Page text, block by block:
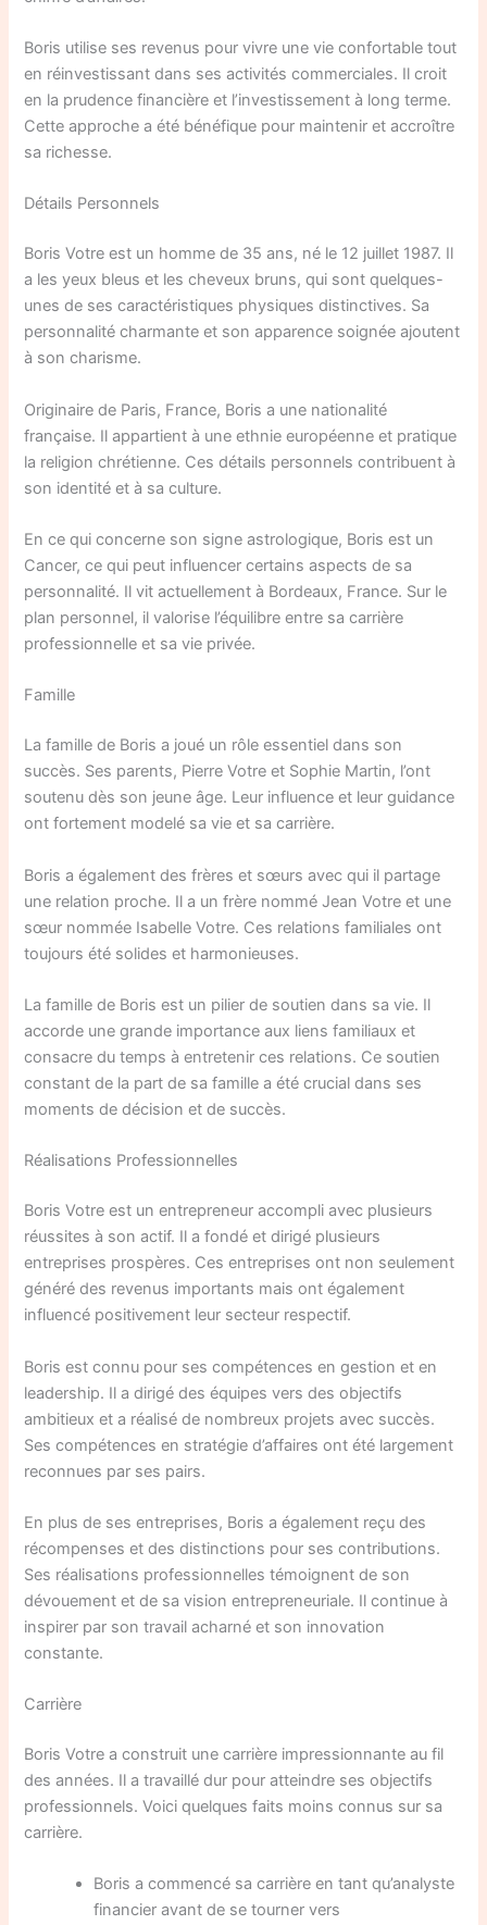
Boris utilise ses revenus pour vivre une vie confortable tout
en réinvestissant dans ses activités commerciales. Il croit
en la prudence financière et l’investissement à long terme.
Cette approche a été bénéfique pour maintenir et accroître
sa richesse.
Détails Personnels
Boris Votre est un homme de 35 ans, né le 12 juillet 1987. Il
a les yeux bleus et les cheveux bruns, qui sont quelques-
unes de ses caractéristiques physiques distinctives. Sa
personnalité charmante et son apparence soignée ajoutent
à son charisme.
Originaire de Paris, France, Boris a une nationalité
française. Il appartient à une ethnie européenne et pratique
la religion chrétienne. Ces détails personnels contribuent à
son identité et à sa culture.
En ce qui concerne son signe astrologique, Boris est un
Cancer, ce qui peut influencer certains aspects de sa
personnalité. Il vit actuellement à Bordeaux, France. Sur le
plan personnel, il valorise l’équilibre entre sa carrière
professionnelle et sa vie privée.
Famille
La famille de Boris a joué un rôle essentiel dans son
succès. Ses parents, Pierre Votre et Sophie Martin, l’ont
soutenu dès son jeune âge. Leur influence et leur guidance
ont fortement modelé sa vie et sa carrière.
Boris a également des frères et sœurs avec qui il partage
une relation proche. Il a un frère nommé Jean Votre et une
sœur nommée Isabelle Votre. Ces relations familiales ont
toujours été solides et harmonieuses.
La famille de Boris est un pilier de soutien dans sa vie. Il
accorde une grande importance aux liens familiaux et
consacre du temps à entretenir ces relations. Ce soutien
constant de la part de sa famille a été crucial dans ses
moments de décision et de succès.
Réalisations Professionnelles
Boris Votre est un entrepreneur accompli avec plusieurs
réussites à son actif. Il a fondé et dirigé plusieurs
entreprises prospères. Ces entreprises ont non seulement
généré des revenus importants mais ont également
influencé positivement leur secteur respectif.
Boris est connu pour ses compétences en gestion et en
leadership. Il a dirigé des équipes vers des objectifs
ambitieux et a réalisé de nombreux projets avec succès.
Ses compétences en stratégie d’affaires ont été largement
reconnues par ses pairs.
En plus de ses entreprises, Boris a également reçu des
récompenses et des distinctions pour ses contributions.
Ses réalisations professionnelles témoignent de son
dévouement et de sa vision entrepreneuriale. Il continue à
inspirer par son travail acharné et son innovation
constante.
Carrière
Boris Votre a construit une carrière impressionnante au fil
des années. Il a travaillé dur pour atteindre ses objectifs
professionnels. Voici quelques faits moins connus sur sa
carrière.
Boris a commencé sa carrière en tant qu’analyste
financier avant de se tourner vers